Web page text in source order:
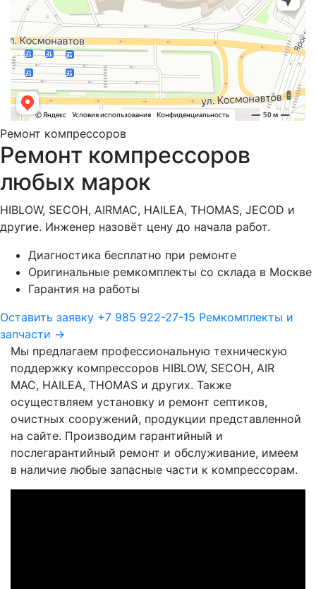
Ремонт компрессоров
Ремонт компрессоров
любых марок
HIBLOW, SECOH, AIRMAC, HAILEA, THOMAS, JECOD и
другие. Инженер назовёт цену до начала работ.
Диагностика бесплатно при ремонте
Оригинальные ремкомплекты со склада в Москве
Гарантия на работы
Оставить заявку +7 985 922-27-15 Ремкомплекты и
запчасти →
Мы предлагаем профессиональную техническую
поддержку компрессоров HIBLOW, SECOH, AIR
MAC, HAILEA, THOMAS и других. Также
осуществляем установку и ремонт септиков,
очистных сооружений, продукции представленной
на сайте. Производим гарантийный и
послегарантийный ремонт и обслуживание, имеем
в наличие любые запасные части к компрессорам.